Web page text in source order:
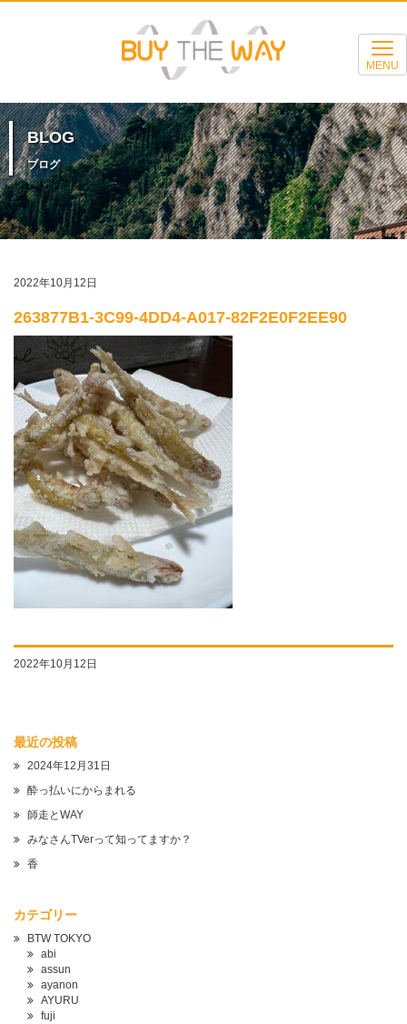
MENU
BLOG
ブログ
2022年10月12日
263877B1-3C99-4DD4-A017-82F2E0F2EE90
2022年10月12日
最近の投稿
2024年12月31日
酔っ払いにからまれる
師走とWAY
みなさんTVerって知ってますか？
香
カテゴリー
BTW TOKYO
abi
assun
ayanon
AYURU
fuji